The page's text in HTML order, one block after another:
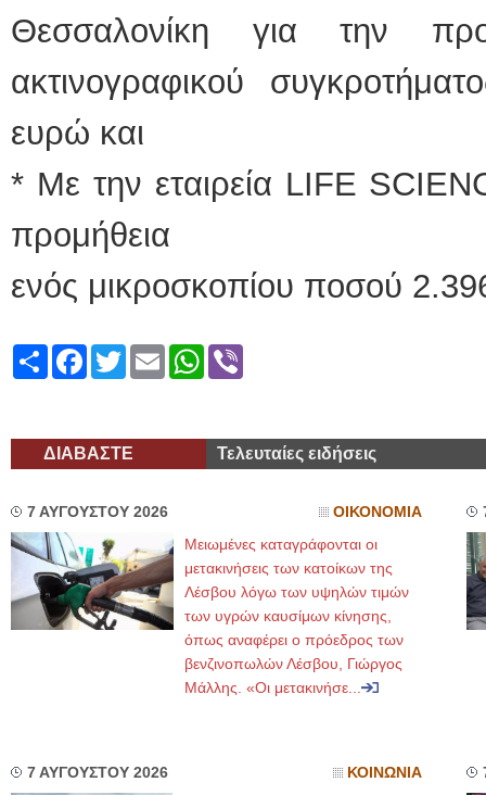
Θεσσαλονίκη για την
ακτινογραφικού
ευρώ και
* Με την εταιρεία LIFE
προμήθεια
ενός μικροσκοπίου ποσού
ShareFacebook
TwitterEmailWhatsApp
ΔΙΑΒΑΣΤΕ Τελευταίες ειδήσεις
7 ΑΥΓΟΥΣΤΟΥ 2026 ΟΙΚΟΝΟΜΙΑ
Μειωμένες καταγράφονται οι
μετακινήσεις των κατοίκων της
Λέσβου λόγω των υψηλών τιμών
των υγρών καυσίμων κίνησης,
όπως αναφέρει ο πρόεδρος των
βενζινοπωλών Λέσβου, Γιώργος
Μάλλης. «Οι μετακινήσε...
7 ΑΥΓΟΥΣΤΟΥ 2026 ΚΟΙΝΩΝΙΑ